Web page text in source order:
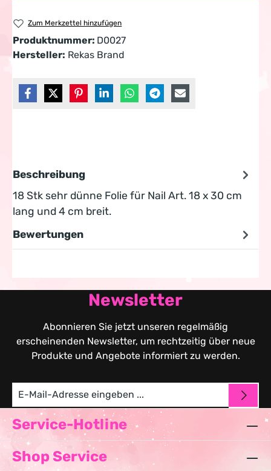
Zum Merkzettel hinzufügen
Produktnummer: D0027
Hersteller: Rekas Brand
Beschreibung
18 Stk sehr dünne Folie für Nail Art. 18 x 30 cm
lang und 4 cm breit.
Bewertungen
Newsletter
Abonnieren Sie jetzt unseren regelmäßig
erscheinenden Newsletter, um rechtzeitig über neue
Produkte und Angebote informiert zu werden.
Service-Hotline
Shop Service